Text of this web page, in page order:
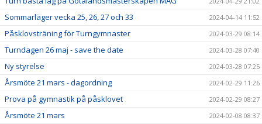
Sommarläger vecka 25, 26, 27 och 33 2024-04-14 11:52
Påsklovsträning för Turngymnaster 2024-03-29 08:14
Turndagen 26 maj - save the date 2024-03-28 07:40
Ny styrelse 2024-03-28 07:25
Årsmöte 21 mars - dagordning 2024-02-29 11:26
Prova på gymnastik på påsklovet 2024-02-29 08:27
Årsmöte 21 mars 2024-02-08 08:37